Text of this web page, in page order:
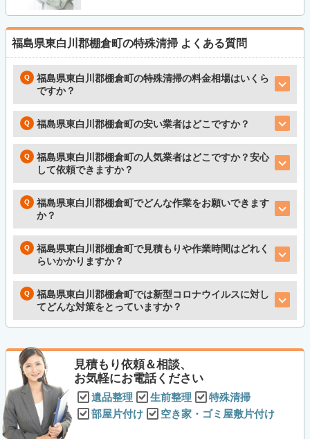
福島県東白川郡棚倉町の特殊清掃 よくある質問
福島県東白川郡棚倉町の特殊清掃の料金相場はいくら
ですか？
福島県東白川郡棚倉町の安い業者はどこですか？
福島県東白川郡棚倉町の人気業者はどこですか？安心
して依頼できますか？
福島県東白川郡棚倉町でどんな作業をお願いできます
か？
福島県東白川郡棚倉町で見積もりや作業時間はどれく
らいかかりますか？
福島県東白川郡棚倉町では新型コロナウイルスに対し
てどんな対策をとっていますか？
見積もり依頼＆相談、
お気軽にお電話ください
遺品整理 生前整理
特殊清掃
部屋片付け
空き家・ゴミ屋敷片付け